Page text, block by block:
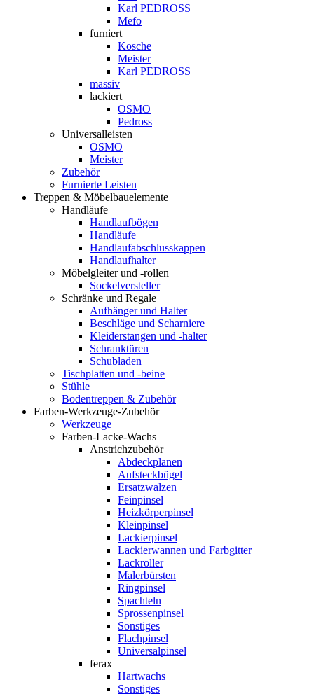
Karl PEDROSS
Mefo
furniert
Kosche
Meister
Karl PEDROSS
massiv
lackiert
OSMO
Pedross
Universalleisten
OSMO
Meister
Zubehör
Furnierte Leisten
Treppen & Möbelbauelemente
Handläufe
Handlaufbögen
Handläufe
Handlaufabschlusskappen
Handlaufhalter
Möbelgleiter und -rollen
Sockelversteller
Schränke und Regale
Aufhänger und Halter
Beschläge und Scharniere
Kleiderstangen und -halter
Schranktüren
Schubladen
Tischplatten und -beine
Stühle
Bodentreppen & Zubehör
Farben-Werkzeuge-Zubehör
Werkzeuge
Farben-Lacke-Wachs
Anstrichzubehör
Abdeckplanen
Aufsteckbügel
Ersatzwalzen
Feinpinsel
Heizkörperpinsel
Kleinpinsel
Lackierpinsel
Lackierwannen und Farbgitter
Lackroller
Malerbürsten
Ringpinsel
Spachteln
Sprossenpinsel
Sonstiges
Flachpinsel
Universalpinsel
ferax
Hartwachs
Sonstiges